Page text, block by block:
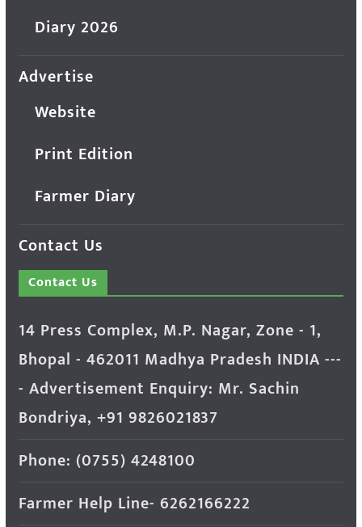
Diary 2026
Advertise
Website
Print Edition
Farmer Diary
Contact Us
Contact Us
14 Press Complex, M.P. Nagar, Zone - 1,
Bhopal - 462011 Madhya Pradesh INDIA ---
- Advertisement Enquiry: Mr. Sachin
Bondriya, +91 9826021837
Phone: (0755) 4248100
Farmer Help Line- 6262166222